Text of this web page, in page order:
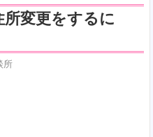
変更をするに
所